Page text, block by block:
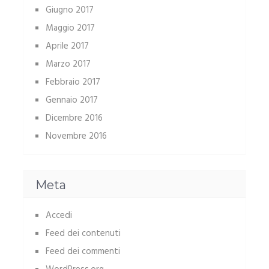
Giugno 2017
Maggio 2017
Aprile 2017
Marzo 2017
Febbraio 2017
Gennaio 2017
Dicembre 2016
Novembre 2016
Meta
Accedi
Feed dei contenuti
Feed dei commenti